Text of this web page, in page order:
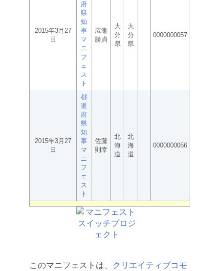
2015年3月27
日
府
県
知
事
マ
ニ
フ
ェ
ス
ト
広瀬
勝貞
大
分
県
大
分
県
0000000057
2015年3月27
日
都
道
府
県
知
事
マ
ニ
フ
ェ
ス
ト
佐藤
則幸
北
海
道
北
海
道
0000000056
このマニフェストは、
クリエイティブコモ